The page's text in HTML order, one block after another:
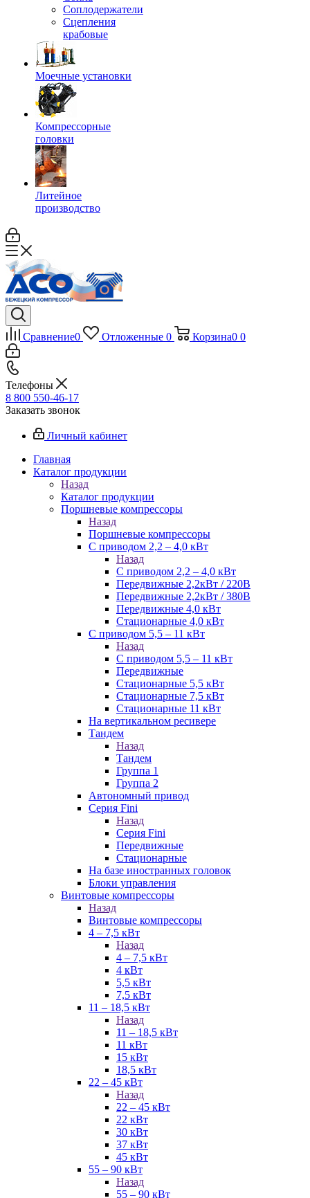
Соплодержатели
Сцепления
крабовые
Моечные установки
Компрессорные
головки
Литейное
производство
Сравнение0 Отложенные 0 Корзина0 0
Телефоны
8 800 550-46-17
Заказать звонок
Личный кабинет
Главная
Каталог продукции
Назад
Каталог продукции
Поршневые компрессоры
Назад
Поршневые компрессоры
С приводом 2,2 – 4,0 кВт
Назад
С приводом 2,2 – 4,0 кВт
Передвижные 2,2кВт / 220В
Передвижные 2,2кВт / 380В
Передвижные 4,0 кВт
Стационарные 4,0 кВт
С приводом 5,5 – 11 кВт
Назад
С приводом 5,5 – 11 кВт
Передвижные
Стационарные 5,5 кВт
Стационарные 7,5 кВт
Стационарные 11 кВт
На вертикальном ресивере
Тандем
Назад
Тандем
Группа 1
Группа 2
Автономный привод
Серия Fini
Назад
Серия Fini
Передвижные
Стационарные
На базе иностранных головок
Блоки управления
Винтовые компрессоры
Назад
Винтовые компрессоры
4 – 7,5 кВт
Назад
4 – 7,5 кВт
4 кВт
5,5 кВт
7,5 кВт
11 – 18,5 кВт
Назад
11 – 18,5 кВт
11 кВт
15 кВт
18,5 кВт
22 – 45 кВт
Назад
22 – 45 кВт
22 кВт
30 кВт
37 кВт
45 кВт
55 – 90 кВт
Назад
55 – 90 кВт